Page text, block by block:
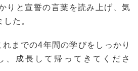
りと宣誓の言葉を読み上げ、気
た。
までの4年間の学びをしっかり
、成長して帰ってきてくださ